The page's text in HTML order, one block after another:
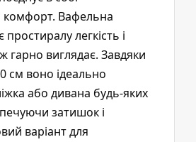
комфорт. Вафельна
простиралу легкість і
гарно виглядає. Завдяки
см воно ідеально
або дивана будь-яких
затишок і
варіант для